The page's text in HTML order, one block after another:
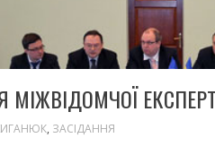
МІЖВІДОМЧОЇ
, ЗАСІДАННЯ